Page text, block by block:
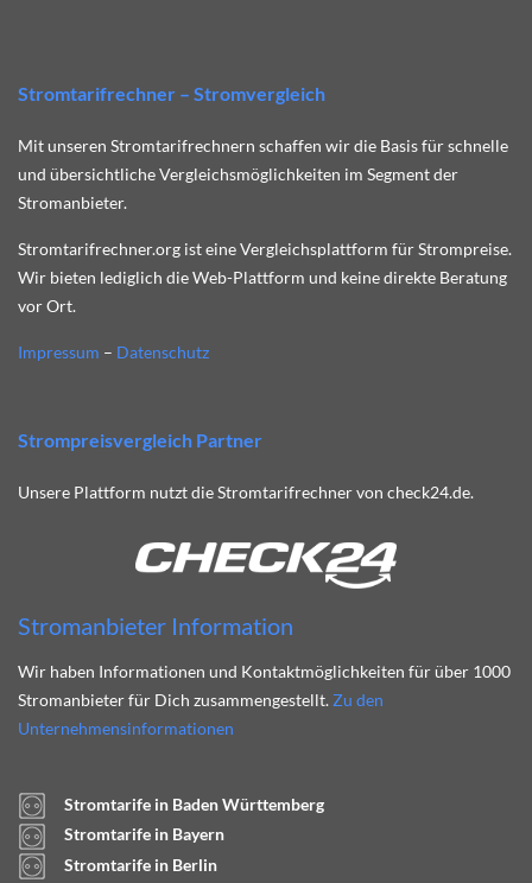
Stromtarifrechner – Stromvergleich
Mit unseren Stromtarifrechnern schaffen wir die Basis für schnelle
und übersichtliche Vergleichsmöglichkeiten im Segment der
Stromanbieter.
Stromtarifrechner.org ist eine Vergleichsplattform für Strompreise.
Wir bieten lediglich die Web-Plattform und keine direkte Beratung
vor Ort.
Impressum – Datenschutz
Strompreisvergleich Partner
Unsere Plattform nutzt die Stromtarifrechner von check24.de.
Stromanbieter Information
Wir haben Informationen und Kontaktmöglichkeiten für über 1000
Stromanbieter für Dich zusammengestellt. Zu den
Unternehmensinformationen
Stromtarife in Baden Württemberg
Stromtarife in Bayern
Stromtarife in Berlin